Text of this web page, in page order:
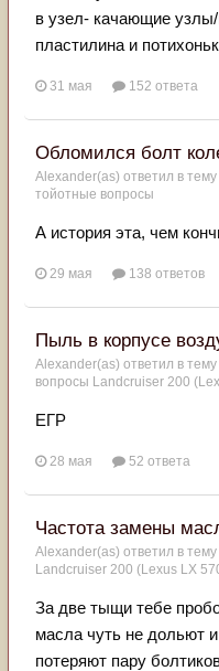
в узел- качающие
пластилина и
31 мая 152 ответа
Обломился болт
Alexander(as) ответил в
тойотные вопросы
А история эта, чем
29 мая 138 ответов
Пыль в корпусе
Alexander(as) ответил в
вопросы Landcruiser 200
ЕГР
28 мая 52 ответа
Частота замены
Alexander(as) ответил в
Landcruiser 200 (Lexus LX
За две тыщи тебе
масла чуть не дольют
потеряют пару